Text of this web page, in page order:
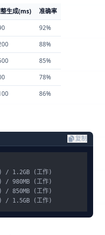
生成(ms)
准确率
92%
88%
85%
78%
86%
复制
1.2GB (工作)
/ 980MB (工作)
850MB (工作)